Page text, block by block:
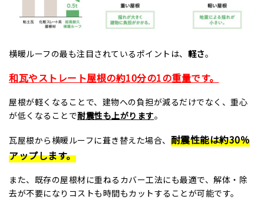
横暖ルーフの最も注目されているポイントは、 軽さ。
和瓦やストレート屋根の約10分の1の重量です。
屋根が軽くなることで、建物への負担が減るだけでなく、重心
が低くなることで耐震性も上がります。
瓦屋根から横暖ルーフに葺き替えた場合、 耐震性能は約30％
アップします。
また、既存の屋根材に重ねるカバー工法にも最適で、解体・除
去が不要になりコストも時間もカットすることが可能です。